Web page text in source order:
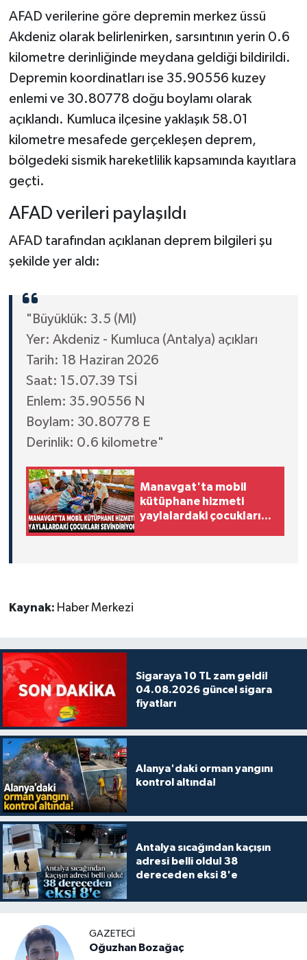
AFAD verilerine göre depremin merkez üssü
Akdeniz olarak belirlenirken, sarsıntının yerin 0.6
kilometre derinliğinde meydana geldiği bildirildi.
Depremin koordinatları ise 35.90556 kuzey
enlemi ve 30.80778 doğu boylamı olarak
açıklandı. Kumluca ilçesine yaklaşık 58.01
kilometre mesafede gerçekleşen deprem,
bölgedeki sismik hareketlilik kapsamında kayıtlara
geçti.
AFAD verileri paylaşıldı
AFAD tarafından açıklanan deprem bilgileri şu
şekilde yer aldı:
"Büyüklük: 3.5 (Ml)
Yer: Akdeniz - Kumluca (Antalya) açıkları
Tarih: 18 Haziran 2026
Saat: 15.07.39 TSİ
Enlem: 35.90556 N
Boylam: 30.80778 E
Derinlik: 0.6 kilometre"
Manavgat'ta mobil
kütüphane hizmeti
yaylalardaki çocukları
Kaynak: Haber Merkezi
Sigaraya 10 TL zam geldi!
04.08.2026 güncel sigara
fiyatları
Alanya'daki orman yangını
kontrol altında!
Antalya sıcağından kaçışın
adresi belli oldu! 38
dereceden eksi 8'e
GAZETECİ
Oğuzhan Bozağaç